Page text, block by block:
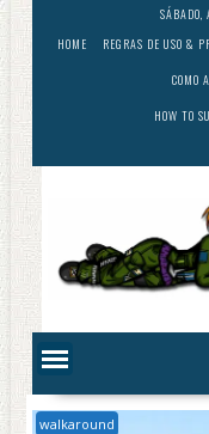
Skip
to
content
HOME
REGRAS DE USO &
COMO
HOW TO
walkaround